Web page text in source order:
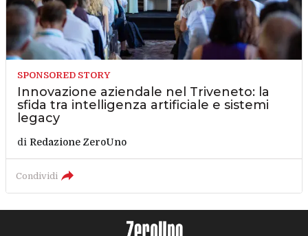
SPONSORED STORY
Innovazione aziendale nel Triveneto: la
sfida tra intelligenza artificiale e sistemi
legacy
di Redazione ZeroUno
Condividi